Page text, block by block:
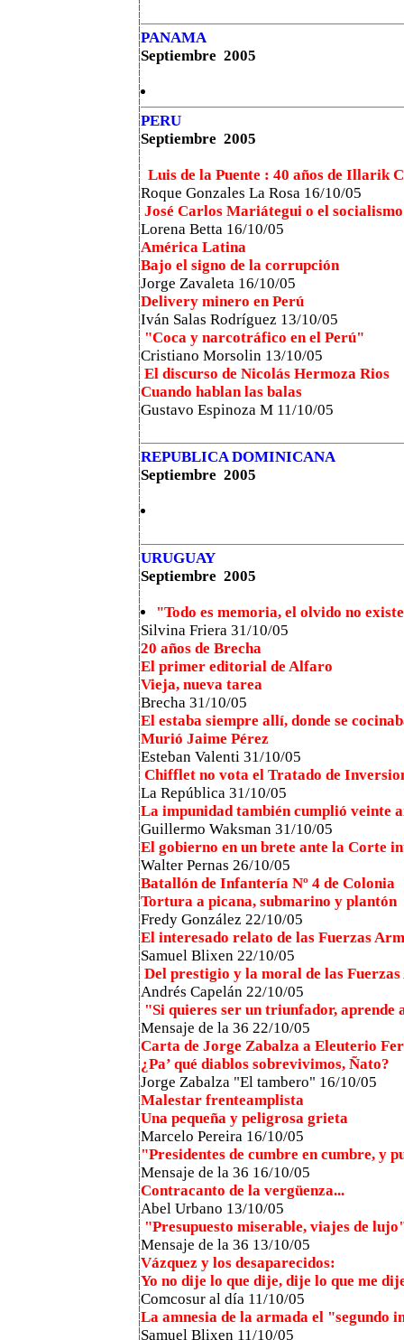
PANAMA
Septiembre 2005
PERU
Septiembre 2005
Luis de la Puente : 40 años de Illarik
Roque Gonzales La Rosa 16/10/05
José Carlos Mariátegui o el
Lorena Betta 16/10/05
América Latina
Bajo el signo de la corrupción
Jorge Zavaleta 16/10/05
Delivery minero en Perú
Iván Salas Rodríguez 13/10/05
"Coca y narcotráfico en el Perú"
Cristiano Morsolin 13/10/05
El discurso de Nicolás Hermoza Rios
Cuando hablan las balas
Gustavo Espinoza M 11/10/05
REPUBLICA DOMINICANA
Septiembre 2005
URUGUAY
Septiembre 2005
"Todo es memoria, el olvido no
Silvina Friera 31/10/05
20 años de Brecha
El primer editorial de Alfaro
Vieja, nueva tarea
Brecha 31/10/05
El estaba siempre allí, donde se
Murió Jaime Pérez
Esteban Valenti 31/10/05
Chifflet no vota el Tratado de
La República 31/10/05
La impunidad también cumplió veinte
Guillermo Waksman 31/10/05
El gobierno en un brete ante la Corte
Walter Pernas 26/10/05
Batallón de Infantería Nº 4 de Colonia
Tortura a picana, submarino y plantón
Fredy González 22/10/05
El interesado relato de las Fuerzas
Samuel Blixen 22/10/05
Del prestigio y la moral de las
Andrés Capelán 22/10/05
"Si quieres ser un triunfador, aprende
Mensaje de la 36 22/10/05
Carta de Jorge Zabalza a Eleuterio
¿Pa’ qué diablos sobrevivimos, Ñato?
Jorge Zabalza "El tambero" 16/10/05
Malestar frenteamplista
Una pequeña y peligrosa grieta
Marcelo Pereira 16/10/05
"Presidentes de cumbre en cumbre, y
Mensaje de la 36 16/10/05
Contracanto de la vergüenza...
Abel Urbano 13/10/05
"Presupuesto miserable, viajes de
Mensaje de la 36 13/10/05
Vázquez y los desaparecidos:
Yo no dije lo que dije, dije lo que me
Comcosur al día 11/10/05
La amnesia de la armada el "segundo
Samuel Blixen 11/10/05